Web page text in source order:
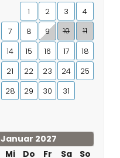
1 2 3
4
7 8 9 10
11
14 15 16 17
18
21 22 23 24
25
28 29 30 31
Januar 2027
Mi Do Fr Sa So